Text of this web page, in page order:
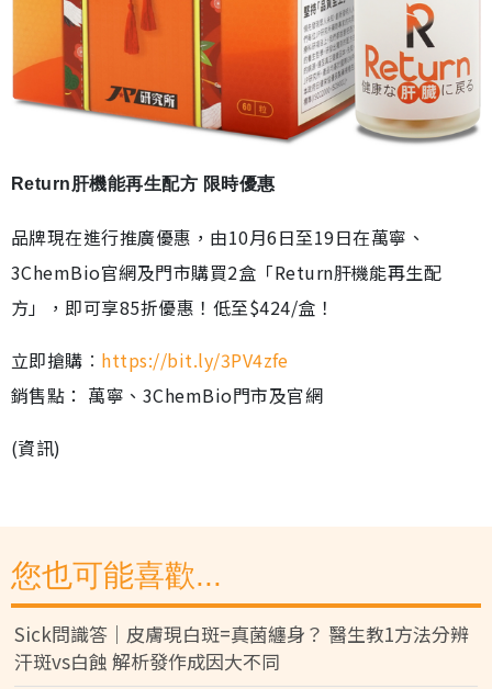
Return肝機能再生配方 限時優惠
品牌現在進行推廣優惠，由10月6日至19日在萬寧、
3ChemBio官網及門市購買2盒「Return肝機能再生配
方」，即可享85折優惠！低至$424/盒！
立即搶購︰ https://bit.ly/3PV4zfe
銷售點： 萬寧、3ChemBio門市及官網
(資訊)
您也可能喜歡...
Sick問識答｜皮膚現白斑=真菌纏身？ 醫生教1方法分辨
汗斑vs白蝕 解析發作成因大不同